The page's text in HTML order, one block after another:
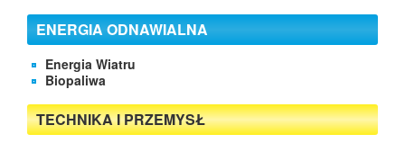
ENERGIA ODNAWIALNA
Energia Wiatru
Biopaliwa
TECHNIKA I PRZEMYSŁ